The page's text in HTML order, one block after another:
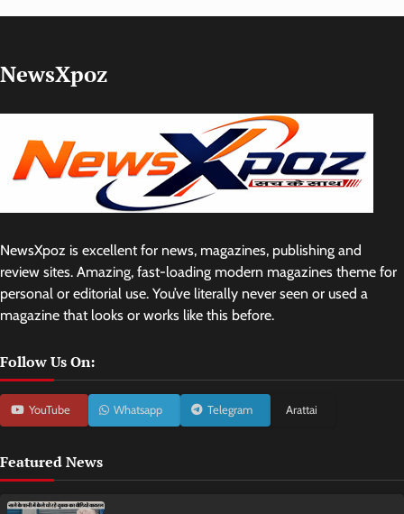
NewsXpoz
NewsXpoz is excellent for news, magazines, publishing and
review sites. Amazing, fast-loading modern magazines theme for
personal or editorial use. You’ve literally never seen or used a
magazine that looks or works like this before.
Follow Us On:
YouTube Whatsapp Telegram Arattai
Featured News